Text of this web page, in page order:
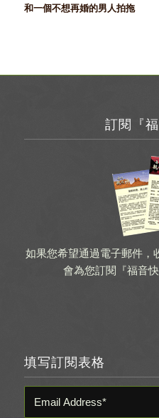
和一個不想再婚的男人拍拖
訂閱『福
如果您希望通過電子郵件，
會為您訂閱『福音
填写訂閱表格